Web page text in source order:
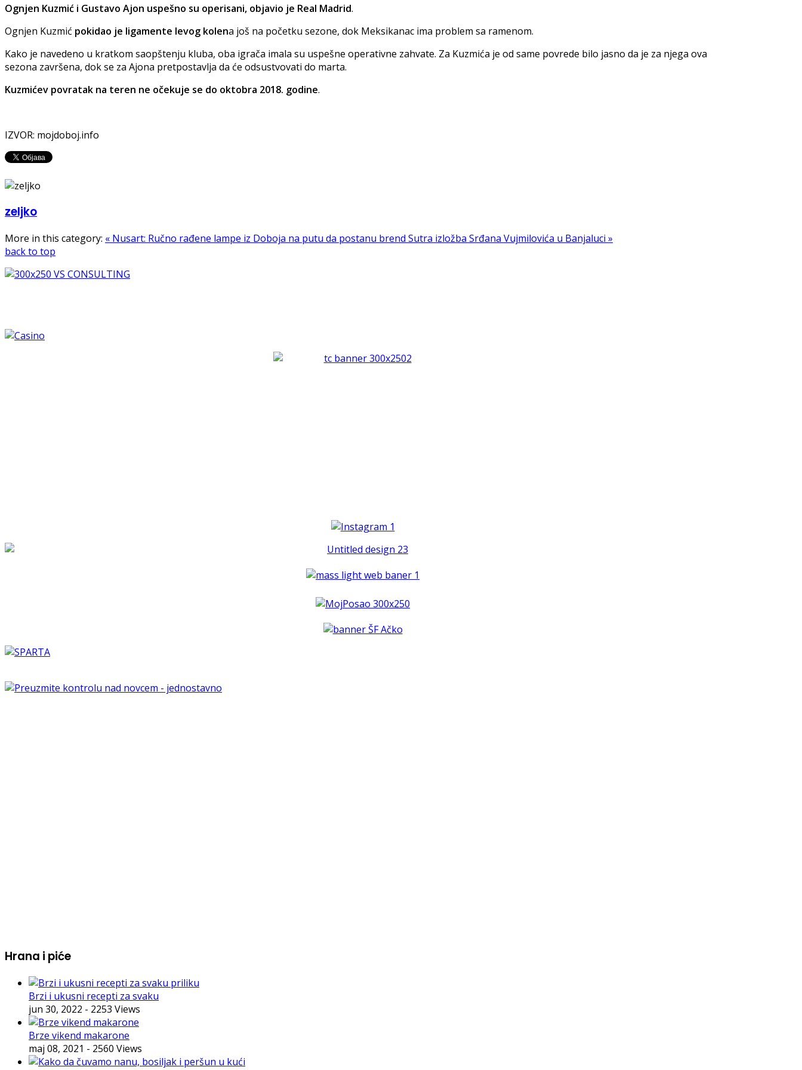
Ognjen Kuzmić i Gustavo Ajon uspešno su operisani, objavio je Real Madrid.
Ognjen Kuzmić pokidao je ligamente levog kolena još na početku sezone, dok Meksikanac ima problem sa ramenom.
Kako je navedeno u kratkom saopštenju kluba, oba igrača imala su uspešne operativne zahvate. Za Kuzmića je od same povrede bilo jasno da je za njega ova
sezona završena, dok se za Ajona pretpostavlja da će odsustvovati do marta.
Kuzmićev povratak na teren ne očekuje se do oktobra 2018. godine.
IZVOR: mojdoboj.info
zeljko
More in this category: « Nusart: Ručno rađene lampe iz Doboja na putu da postanu brend Sutra izložba Srđana Vujmilovića u Banjaluci »
back to top
Hrana i piće
Brzi i ukusni recepti za svaku
jun 30, 2022 - 2253 Views
Brze vikend makarone
maj 08, 2021 - 2560 Views